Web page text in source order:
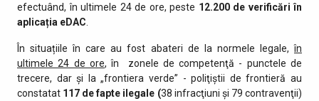
efectuând, în ultimele 24 de ore, peste 12.200 de verificări în
aplicația eDAC
În situațiile în care au fost abateri de la normele legale,în
ultimele 24 de ore, în zonele de competenţă - punctele de
trecere, dar şi la „frontiera verde” - poliţiştii de frontieră au
constatat 117 de fapte ilegale (38 infracţiuni şi 79 contravenţii)